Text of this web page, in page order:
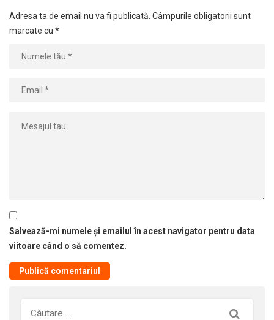
Adresa ta de email nu va fi publicată. Câmpurile obligatorii sunt
marcate cu *
Salvează-mi numele și emailul în acest navigator pentru data
viitoare când o să comentez.
Căutare